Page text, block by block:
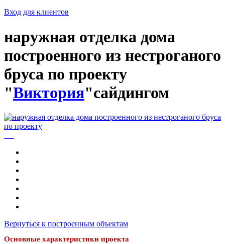
Вход для клиентов
наружная отделка дома
построенного из нестроганого
бруса по проекту
"Виктория"сайдингом
Вернуться к построенным объектам
Основные характеристики проекта